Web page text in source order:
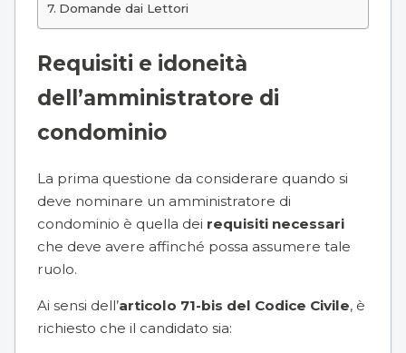
Domande dai Lettori
Requisiti e idoneità
dell’amministratore di
condominio
La prima questione da considerare quando si
deve nominare un amministratore di
condominio è quella dei requisiti necessari
che deve avere affinché possa assumere tale
ruolo.
Ai sensi dell’articolo 71-bis del Codice Civile, è
richiesto che il candidato sia: